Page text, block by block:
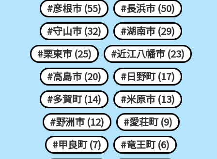
#彦根市 (55)
#長浜市 (50)
#守山市 (32)
#湖南市 (29)
#栗東市 (25)
#近江八幡市 (23)
#高島市 (20)
#日野町 (17)
#多賀町 (14)
#米原市 (13)
#野洲市 (12)
#愛荘町 (9)
#甲良町 (7)
#竜王町 (6)